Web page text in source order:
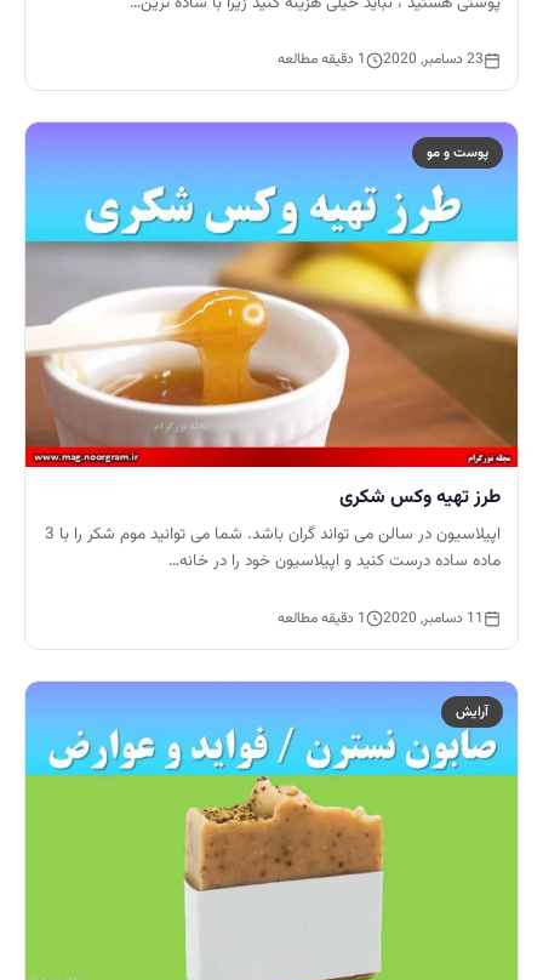
23 دسامبر, 2020 1 دقیقه مطالعه
پوست و مو
طرز تهیه وکس شکری
اپیلاسیون در سالن می تواند گران باشد. شما می توانید موم شکر را با 3
ماده ساده درست کنید و اپیلاسیون خود را در خانه…
11 دسامبر, 2020 1 دقیقه مطالعه
آرایش